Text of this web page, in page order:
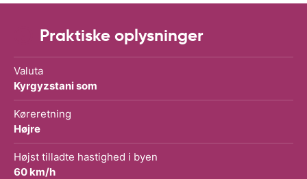
Praktiske oplysninger
Valuta
Kyrgyzstani som
Køreretning
Højre
Højst tilladte hastighed i byen
60 km/h